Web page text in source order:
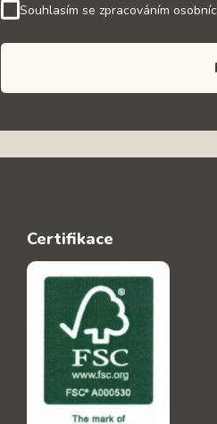
Souhlasím se zpracováním
Certifikace